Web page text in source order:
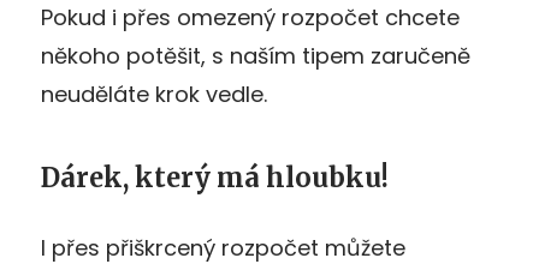
Pokud i přes omezený rozpočet chcete
někoho potěšit, s naším tipem zaručeně
neuděláte krok vedle.
Dárek, který má hloubku!
I přes přiškrcený rozpočet můžete